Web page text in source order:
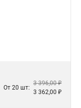
От 20 шт:
3 396,00 ₽
3 362,00 ₽